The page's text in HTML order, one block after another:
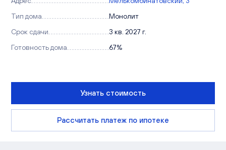
Тип дома
Монолит
Срок сдачи
3 кв. 2027 г.
Готовность дома
67%
Узнать стоимость
Рассчитать платеж по ипотеке